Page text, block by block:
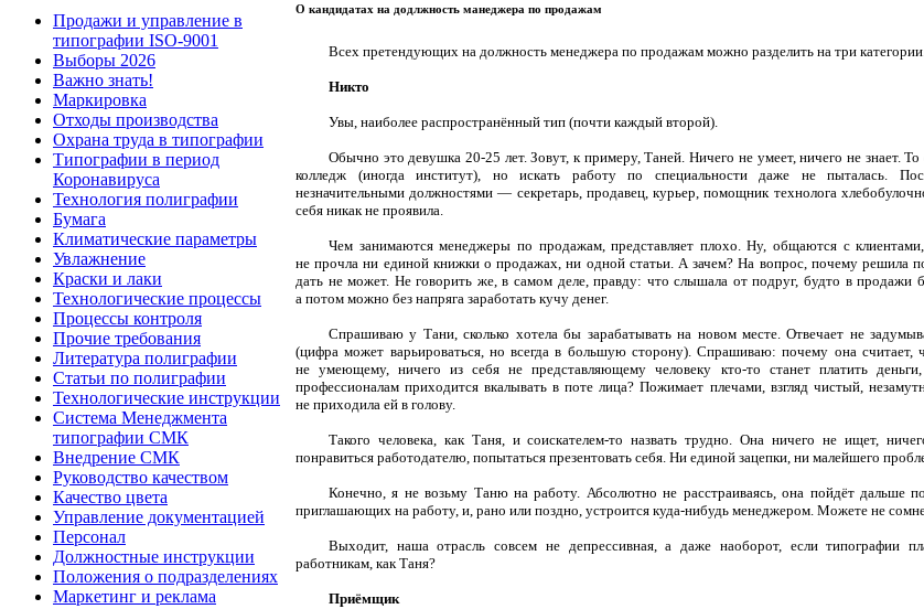
Продажи и управление в
типографии ISO-9001
Выборы 2026
Важно знать!
Маркировка
Отходы производства
Охрана труда в типографии
Типографии в период
Коронавируса
Технология полиграфии
Бумага
Климатические параметры
Увлажнение
Краски и лаки
Технологические процессы
Процессы контроля
Прочие требования
Литература полиграфии
Статьи по полиграфии
Технологические инструкции
Система Менеджмента
типографии СМК
Внедрение СМК
Руководство качеством
Качество цвета
Управление документацией
Персонал
Должностные инструкции
Положения о подразделениях
Маркетинг и реклама
О кандидатах на додлжность манеджера по продажам
Всех претендующих на должность менеджера по продажам можно разделить на три категории.
Никто
Увы, наиболее распространённый тип (почти каждый второй).
Обычно это девушка 20-25 лет. Зовут, к примеру, Таней. Ничего не умеет, ничего не знает.
колледж (иногда институт), но искать работу по специальности даже не пыталась.
незначительными должностями — секретарь, продавец, курьер, помощник технолога
себя никак не проявила.
Чем занимаются менеджеры по продажам, представляет плохо. Ну, общаются с
не прочла ни единой книжки о продажах, ни одной статьи. А зачем? На вопрос, почему решила
дать не может. Не говорить же, в самом деле, правду: что слышала от подруг, будто в продажи
а потом можно без напряга заработать кучу денег.
Спрашиваю у Тани, сколько хотела бы зарабатывать на новом месте. Отвечает не
(цифра может варьироваться, но всегда в большую сторону). Спрашиваю: почему она считает,
не умеющему, ничего из себя не представляющему человеку кто-то станет платить
профессионалам приходится вкалывать в поте лица? Пожимает плечами, взгляд чистый,
не приходила ей в голову.
Такого человека, как Таня, и соискателем-то назвать трудно. Она ничего не ищет,
понравиться работодателю, попытаться презентовать себя. Ни единой зацепки, ни малейшего
Конечно, я не возьму Таню на работу. Абсолютно не расстраиваясь, она пойдёт дальше
приглашающих на работу, и, рано или поздно, устроится куда-нибудь менеджером. Можете не
Выходит, наша отрасль совсем не депрессивная, а даже наоборот, если типографии
работникам, как Таня?
Приёмщик